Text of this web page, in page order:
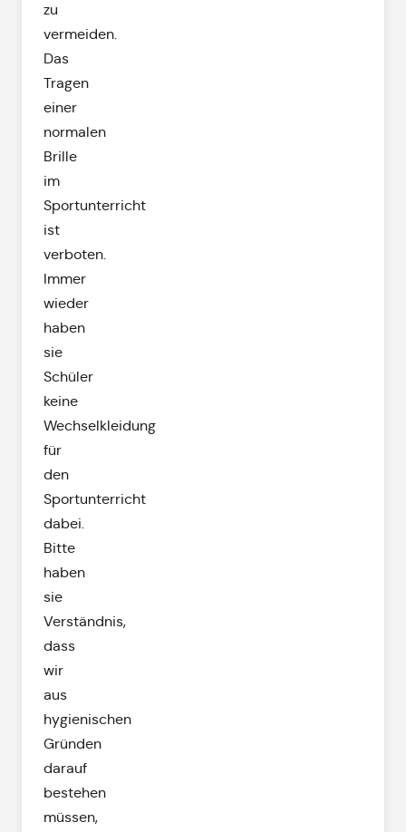
zu
vermeiden.
Das
Tragen
einer
normalen
Brille
im
Sportunterricht
ist
verboten.
Immer
wieder
haben
sie
Schüler
keine
Wechselkleidung
für
den
Sportunterricht
dabei.
Bitte
haben
sie
Verständnis,
dass
wir
aus
hygienischen
Gründen
darauf
bestehen
müssen,